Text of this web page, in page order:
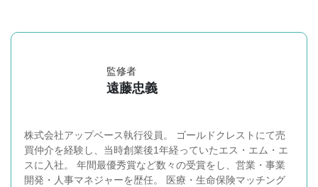
監修者
遠藤忠義
株式会社アップベース執行役員。 ゴールドクレストにて売
買仲介を経験し、当時創業後1年経っていたエス・エム・エ
スに入社。 年間最優秀賞など数々の受賞をし、営業・事業
開発・人事マネジャーを歴任。 医療・生命保険マッチング